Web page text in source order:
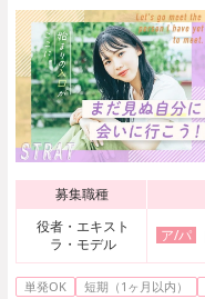
募集職種
役者・エキスト
ラ・モデル
ア/パ
単発OK 短期（1ヶ月以内）